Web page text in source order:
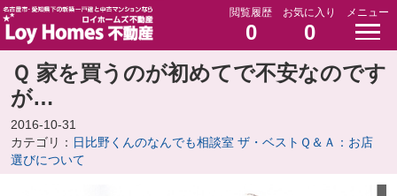
閲覧履歴
0
お気に入り
0
メニュー
Ｑ 家を買うのが初めてで不安なのです
が…
2016-10-31
カテゴリ： 日比野くんのなんでも相談室 ザ・ベストＱ＆Ａ：お店
選びについて